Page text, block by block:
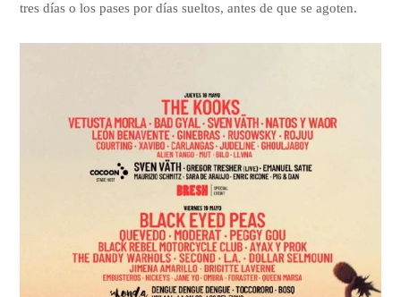
tres días o los pases por días sueltos, antes de que se agoten.